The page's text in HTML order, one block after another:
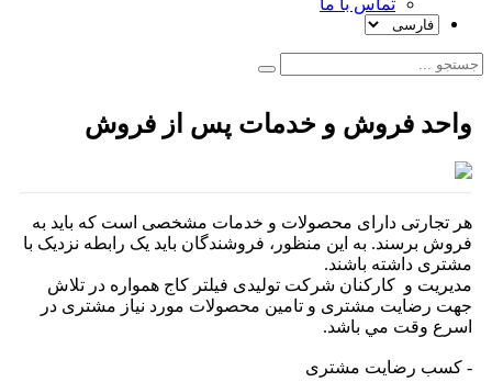
تماس با ما
واحد فروش و خدمات پس از فروش
هر تجارتی دارای محصولات و خدمات مشخصی است که باید به
فروش برسند. به این منظور، فروشندگان باید یک رابطه نزدیک با
مشتری داشته باشند.
مديريت و کارکنان شرکت توليدی فيلتر کاج همواره در تلاش
جهت رضايت مشتری و تامين محصولات مورد نياز مشتری در
اسرع وقت مي باشد.
- کسب رضايت مشتری